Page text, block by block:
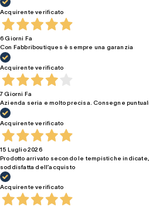
Acquirente verificato
6 Giorni Fa
Con Fabbriboutiques è sempre una garanzia
Acquirente verificato
7 Giorni Fa
Azienda seria e molto precisa. Consegne puntuali
Acquirente verificato
15 Luglio 2026
Prodotto arrivato secondo le tempistiche
soddisfatta dell’acquisto
Acquirente verificato